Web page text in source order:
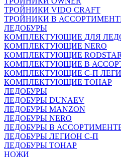
ТРОЙНИКИ VIDO CRAFT
ТРОЙНИКИ В
ЛЕДОБУРЫ
КОМПЛЕКТУЮЩИЕ ДЛЯ
КОМПЛЕКТУЮЩИЕ NERO
КОМПЛЕКТУЮЩИЕ
КОМПЛЕКТУЮЩИЕ В
КОМПЛЕКТУЮЩИЕ С-П
КОМПЛЕКТУЮЩИЕ ТОНАР
ЛЕДОБУРЫ
ЛЕДОБУРЫ DUNAEV
ЛЕДОБУРЫ MANZON
ЛЕДОБУРЫ NERO
ЛЕДОБУРЫ В
ЛЕДОБУРЫ ЛЕГИОН С-П
ЛЕДОБУРЫ ТОНАР
НОЖИ